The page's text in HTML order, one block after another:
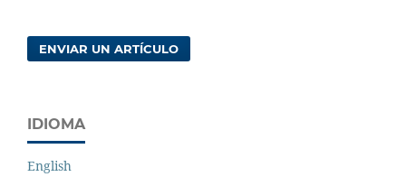
ENVIAR UN ARTÍCULO
IDIOMA
English